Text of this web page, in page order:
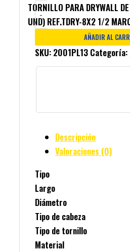
-
TORNILLO PARA DRYWALL
UND) REF.TDRY-8X2 1/2
AÑADIR AL
SKU: 2001PL13 Categoría:
Descripción
Valoraciones (0)
Tipo
Largo 2-
Diámetro
Tipo de
Tipo de